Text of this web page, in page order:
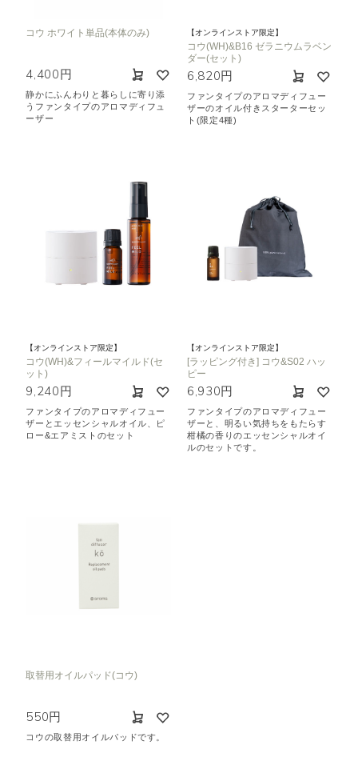
コウ ホワイト単品(本体のみ)
4,400円
静かにふんわりと暮らしに寄り添
うファンタイプのアロマディフュ
ーザー
【オンラインストア限定】
コウ(WH)&B16 ゼラニウムラベン
ダー(セット)
6,820円
ファンタイプのアロマディフュー
ザーのオイル付きスターターセッ
ト(限定4種)
【オンラインストア限定】
コウ(WH)&フィールマイルド(セ
ット)
9,240円
ファンタイプのアロマディフュー
ザーとエッセンシャルオイル、ピ
ロー&エアミストのセット
【オンラインストア限定】
[ラッピング付き] コウ&S02 ハッ
ピー
6,930円
ファンタイプのアロマディフュー
ザーと、明るい気持ちをもたらす
柑橘の香りのエッセンシャルオイ
ルのセットです。
取替用オイルパッド(コウ)
550円
コウの取替用オイルパッドです。